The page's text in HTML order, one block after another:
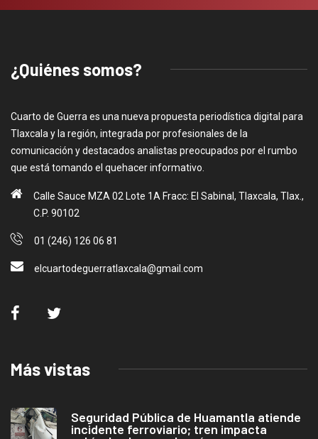
¿Quiénes somos?
Cuarto de Guerra es una nueva propuesta periodística digital para
Tlaxcala y la región, integrada por profesionales de la
comunicación y destacados analistas preocupados por el rumbo
que está tomando el quehacer informativo.
Calle Sauce MZA 02 Lote 1A Fracc: El Sabinal, Tlaxcala, Tlax.,
C.P. 90102
01 (246) 126 06 81
elcuartodeguerratlaxcala@gmail.com
Más vistas
Seguridad Pública de Huamantla atiende
incidente ferroviario; tren impacta